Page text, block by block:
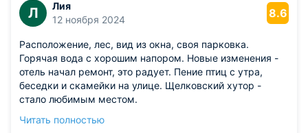
Л
Лия
12 ноября 2024
8.6
Расположение, лес, вид из окна, своя парковка.
Горячая вода с хорошим напором. Новые изменения -
отель начал ремонт, это радует. Пение птиц с утра,
беседки и скамейки на улице. Щелковский хутор -
стало любимым местом.
ручки на дверях номеров, починить пульты, а также
Читать полностью